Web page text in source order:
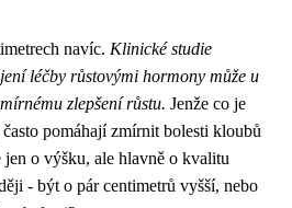
navíc. Klinické studie
léčby růstovými hormony může u
zlepšení růstu. Jenže co je
pomáhají zmírnit bolesti kloubů
o výšku, ale hlavně o kvalitu
- být o pár centimetrů vyšší, nebo